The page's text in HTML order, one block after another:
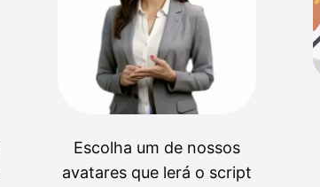
Escolha um de nossos
avatares que lerá o script